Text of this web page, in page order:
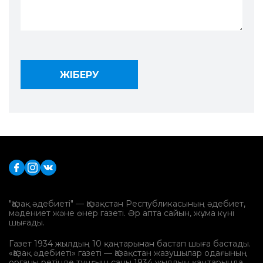
"Қазақ әдебиеті" — Қазақстан Республикасының әдебиет,
мәдениет және өнер газеті. Әр апта сайын, жұма күні
шығады.
Газет 1934 жылдың 10 қаңтарынан бастап шыға бастады.
«Қазақ әдебиеті» газеті — Қазақстан жазушылар одағының